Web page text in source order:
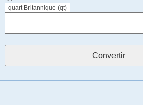
quart Britannique (qt)